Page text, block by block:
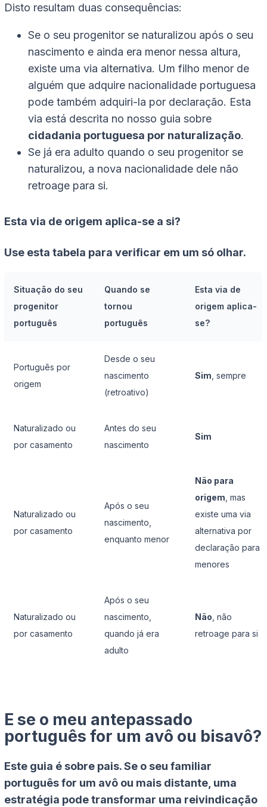
Disto resultam duas consequências:
Se o seu progenitor se naturalizou após o seu
nascimento e ainda era menor nessa altura,
existe uma via alternativa. Um filho menor de
alguém que adquire nacionalidade portuguesa
pode também adquiri-la por declaração. Esta
via está descrita no nosso guia sobre
cidadania portuguesa por naturalização.
Se já era adulto quando o seu progenitor se
naturalizou, a nova nacionalidade dele não
retroage para si.
Esta via de origem aplica-se a si?
Use esta tabela para verificar em um só olhar.
Situação do seu
progenitor
português
Quando se
tornou
português
Esta via de
origem aplica-
se?
Português por
origem
Desde o seu
nascimento
(retroativo)
Sim , sempre
Naturalizado ou
por casamento
Antes do seu
nascimento
Sim
Naturalizado ou
por casamento
Após o seu
nascimento,
enquanto menor
Não para
origem , mas
existe uma via
alternativa por
declaração para
menores
Naturalizado ou
por casamento
Após o seu
nascimento,
quando já era
adulto
Não , não
retroage para si
E se o meu antepassado
português for um avô ou bisavô?
Este guia é sobre pais. Se o seu familiar
português for um avô ou mais distante, uma
estratégia pode transformar uma reivindicação